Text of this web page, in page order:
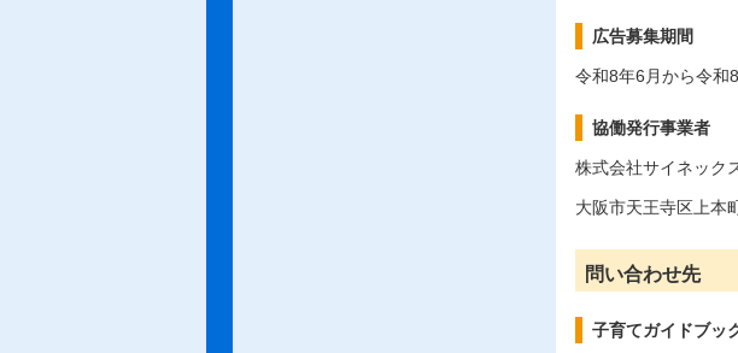
広告募集期間
令和8年6月から令和
協働発行事業者
株式会社サイネック
大阪市天王寺区上本
問い合わせ先
子育てガイドブッ